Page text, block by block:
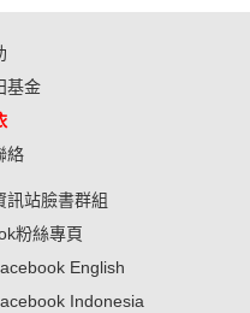
基金
絡
訊站臉書群組
粉絲專頁
English
Indonesia